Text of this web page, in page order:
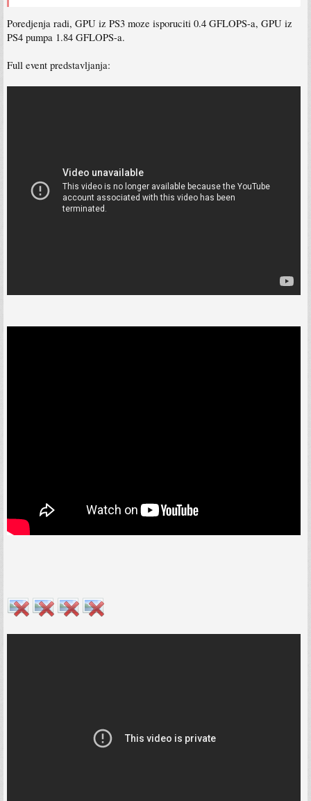
Poredjenja radi, GPU iz PS3 moze isporuciti 0.4 GFLOPS-a, GPU iz
PS4 pumpa 1.84 GFLOPS-a.
Full event predstavljanja: